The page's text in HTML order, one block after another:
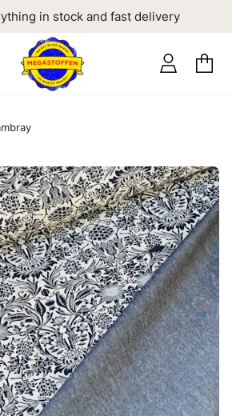
in stock and fast delivery